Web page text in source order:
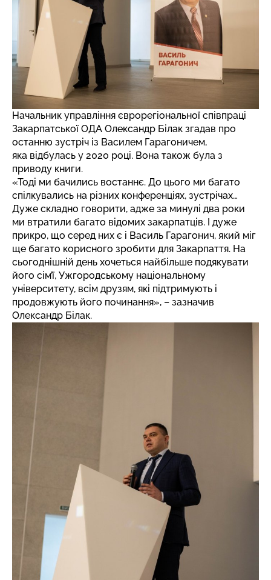
Начальник управління єврорегіональної співпраці
Закарпатської ОДА Олександр Білак згадав про
останню зустріч із Василем Гарагоничем,
яка відбулась у 2020 році. Вона також була з
приводу книги.
«Тоді ми бачились востаннє. До цього ми багато
спілкувались на різних конференціях, зустрічах…
Дуже складно говорити, адже за минулі два роки
ми втратили багато відомих закарпатців. І дуже
прикро, що серед них є і Василь Гарагонич, який міг
ще багато корисного зробити для Закарпаття. На
сьогоднішній день хочеться найбільше подякувати
його сім’ї, Ужгородському національному
університету, всім друзям, які підтримують і
продовжують його починання», – зазначив
Олександр Білак.